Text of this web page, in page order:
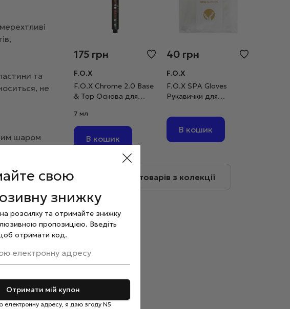
свою
знижку
на розсилку та отримайте знижку
пропозицією. Введіть
отримати код.
електронну адресу
Отримати мій купон
адресу, я даю згоду N5
та
не
шаром
з гель-
175 грн
F.O.X
F.O.X Chrome 2.0 Base
& Top Основа для
7 мл
В кошик
40 грн
F.O.X
F.O.X SPA Gloves
Рукавички для
В кошик
Більше товарів з колекції